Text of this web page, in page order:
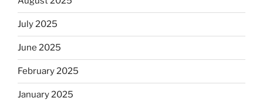
July 2025
June 2025
February 2025
January 2025